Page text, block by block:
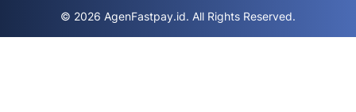
© 2026 AgenFastpay.id. All Rights Reserved.